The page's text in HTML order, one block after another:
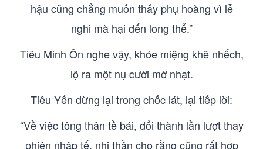
hậu cũng chẳng muốn thấy phụ hoàng vì lễ
nghi mà hại đến long thể.”
Tiêu Minh Ôn nghe vậy, khóe miệng khẽ nhếch,
lộ ra một nụ cười mờ nhạt.
Tiêu Yến dừng lại trong chốc lát, lại tiếp lời:
“Về việc tông thân tề bái, đổi thành lần lượt thay
phiên nhập tế, nhi thần cho rằng cũng rất hợp